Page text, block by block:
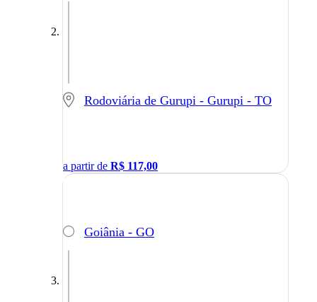
Rodoviária de Gurupi - Gurupi - TO
a partir de R$ 117,00
Goiânia - GO